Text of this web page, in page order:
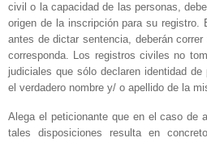
civil o la capacidad de las personas,
origen de la inscripción para su
antes de dictar sentencia, deberán
corresponda. Los registros civiles no
judiciales que sólo declaren identidad
el verdadero nombre y/ o apellido de la
Alega el peticionante que en el caso de
tales disposiciones resulta en